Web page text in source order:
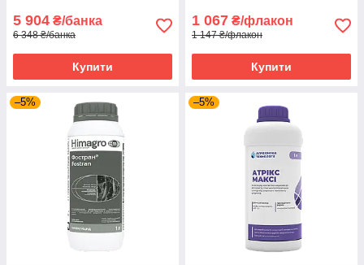
5 904 ₴/банка
6 348 ₴/банка
Купити
1 067 ₴/флакон
1 147 ₴/флакон
Купити
–5% –5%